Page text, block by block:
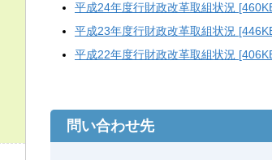
平成24年度行財政改革取組状況
平成23年度行財政改革取組状況
平成22年度行財政改革取組状況
問い合わせ先